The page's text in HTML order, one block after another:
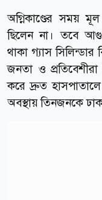
অগ্নিকাণ্ডের সময়
ছিলেন না। তবে
থাকা গ্যাস
জনতা ও প্রতিবেশীরা
করে দ্রুত
অবস্থায় তিনজনকে